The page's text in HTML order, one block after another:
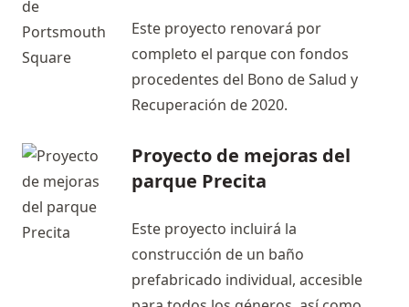
Este proyecto renovará por
completo el parque con fondos
procedentes del Bono de Salud y
Recuperación de 2020.
Proyecto de mejoras del
parque Precita
Este proyecto incluirá la
construcción de un baño
prefabricado individual, accesible